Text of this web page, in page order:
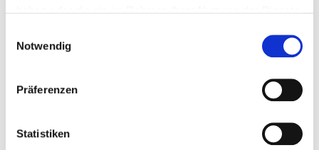
Cookies, wenn Sie unsere Webseite weiterhin nutzen.
Notwendig
Präferenzen
Statistiken
35,00 € Mitglieder | 50,00 € Standard
PDF herunterladen